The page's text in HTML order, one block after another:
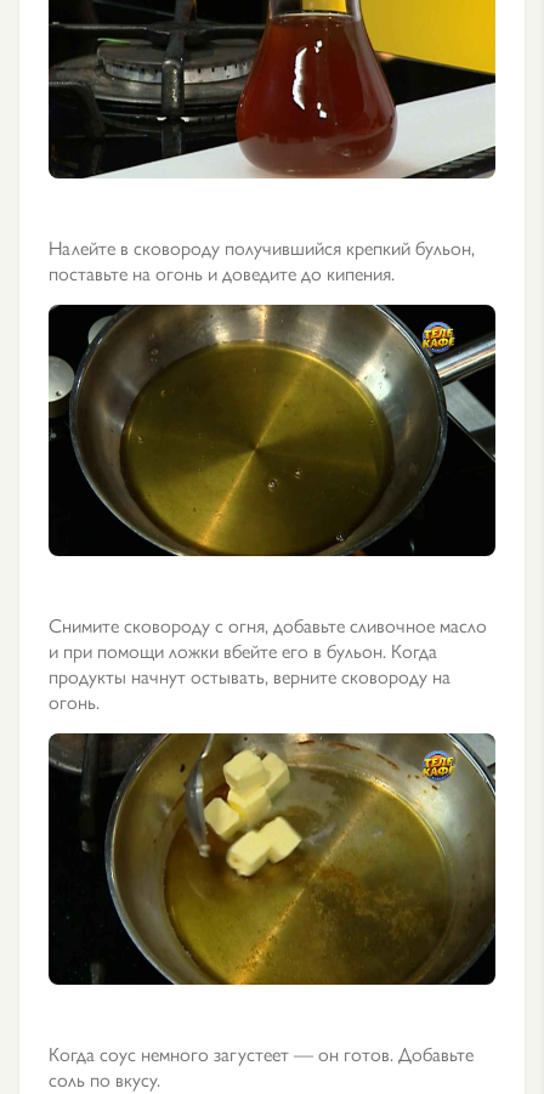
Налейте в сковороду получившийся крепкий бульон,
поставьте на огонь и доведите до кипения.
Снимите сковороду с огня, добавьте сливочное масло
и при помощи ложки вбейте его в бульон. Когда
продукты начнут остывать, верните сковороду на
огонь.
Когда соус немного загустеет — он готов. Добавьте
соль по вкусу.